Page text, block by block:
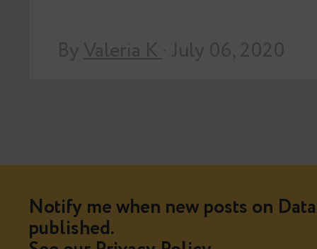
Notify me when new posts on
published.